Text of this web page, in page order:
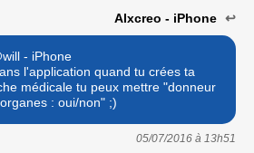
Alxcreo - iPhone ↩
- iPhone
l'application quand tu crées ta
médicale tu peux mettre "donneur
: oui/non" ;)
05/07/2016 à 13h51